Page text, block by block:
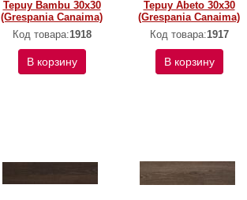
Tepuy Bambu 30x30
(Grespania Canaima)
Код товара:1918
В корзину
Tepuy Abeto 30x30
(Grespania Canaima)
Код товара:1917
В корзину